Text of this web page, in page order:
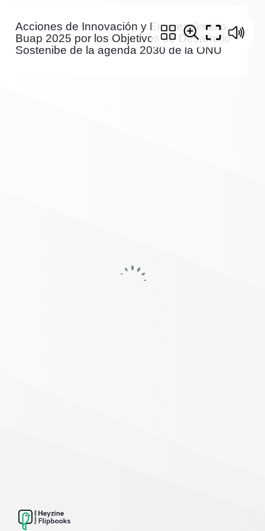
Acciones de Innovación y Emprendimeito
Buap 2025 por los Objetivos de Desarrollo
Sostenibe de la agenda 2030 de la ONU